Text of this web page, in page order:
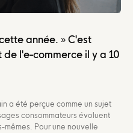
année. » C'est
l'e-commerce il y a 10
a été perçue comme un sujet
consommateurs évoluent
Pour une nouvelle